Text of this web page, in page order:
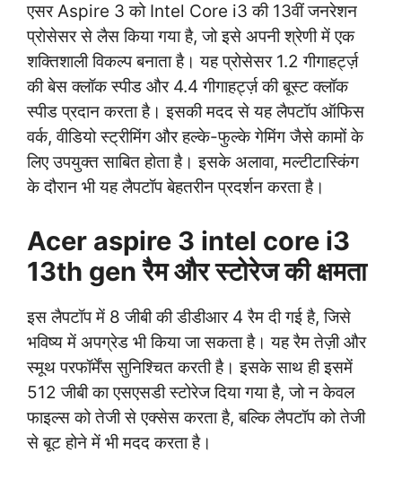
एसर Aspire 3 को Intel Core i3 की 13वीं जनरेशन
प्रोसेसर से लैस किया गया है, जो इसे अपनी श्रेणी में एक
शक्तिशाली विकल्प बनाता है। यह प्रोसेसर 1.2 गीगाहर्ट्ज़
की बेस क्लॉक स्पीड और 4.4 गीगाहर्ट्ज़ की बूस्ट क्लॉक
स्पीड प्रदान करता है। इसकी मदद से यह लैपटॉप ऑफिस
वर्क, वीडियो स्ट्रीमिंग और हल्के-फुल्के गेमिंग जैसे कामों के
लिए उपयुक्त साबित होता है। इसके अलावा, मल्टीटास्किंग
के दौरान भी यह लैपटॉप बेहतरीन प्रदर्शन करता है।
Acer aspire 3 intel core i3
13th gen रैम और स्टोरेज की क्षमता
इस लैपटॉप में 8 जीबी की डीडीआर 4 रैम दी गई है, जिसे
भविष्य में अपग्रेड भी किया जा सकता है। यह रैम तेज़ी और
स्मूथ परफॉर्मेंस सुनिश्चित करती है। इसके साथ ही इसमें
512 जीबी का एसएसडी स्टोरेज दिया गया है, जो न केवल
फाइल्स को तेजी से एक्सेस करता है, बल्कि लैपटॉप को तेजी
से बूट होने में भी मदद करता है।